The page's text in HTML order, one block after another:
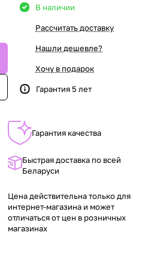
В наличии
Рассчитать доставку
Нашли дешевле?
Хочу в подарок
Гарантия 5 лет
Гарантия качества
Быстрая доставка по всей
Беларуси
Цена действительна только для
интернет-магазина и может
отличаться от цен в розничных
магазинах